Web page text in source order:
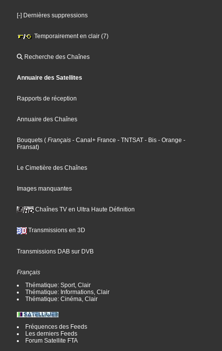
[-] Dernières suppressions
Temporairement en clair (7)
Recherche des Chaînes
Annuaire des Satellites
Rapports de réception
Annuaire des Chaînes
Bouquets ( Français - Canal+ France - TNTSAT - Bis - Orange -
Fransat)
Le Cimetière des Chaînes
Images manquantes
Chaînes TV en Ultra Haute Définition
Transmissions en 3D
Transmissions DAB sur DVB
Français
Thématique: Sport, Clair
Thématique: Informations, Clair
Thématique: Cinéma, Clair
Fréquences des Feeds
Les derniers Feeds
Forum Satellite FTA